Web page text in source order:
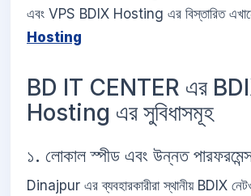
এবং VPS BDIX Hosting এর বিস্তারিত
Hosting
BD IT CENTER এর
Hosting এর সুবিধাসমূহ
১. লোকাল স্পীড এবং উন্নত
Dinajpur এর ব্যবহারকারীরা স্থানীয় BDIX